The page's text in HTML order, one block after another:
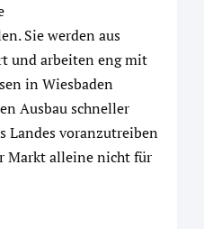
Sie werden aus
und arbeiten eng mit
in Wiesbaden
Ausbau schneller
Landes voranzutreiben
Markt alleine nicht für